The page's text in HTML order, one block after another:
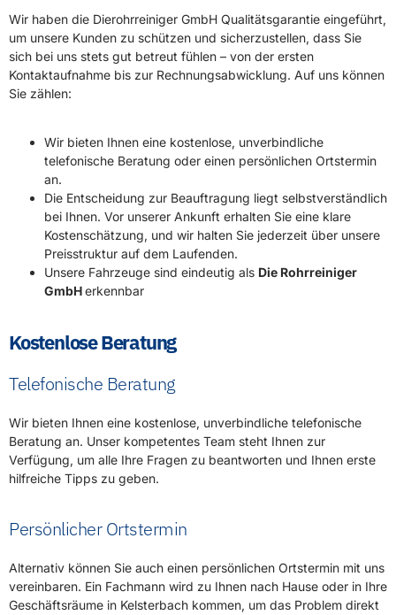
Wir haben die Dierohrreiniger GmbH Qualitätsgarantie eingeführt,
um unsere Kunden zu schützen und sicherzustellen, dass Sie
sich bei uns stets gut betreut fühlen – von der ersten
Kontaktaufnahme bis zur Rechnungsabwicklung. Auf uns können
Sie zählen:
Wir bieten Ihnen eine kostenlose, unverbindliche
telefonische Beratung oder einen persönlichen Ortstermin
an.
Die Entscheidung zur Beauftragung liegt selbstverständlich
bei Ihnen. Vor unserer Ankunft erhalten Sie eine klare
Kostenschätzung, und wir halten Sie jederzeit über unsere
Preisstruktur auf dem Laufenden.
Unsere Fahrzeuge sind eindeutig als Die Rohrreiniger
GmbHerkennbar
Kostenlose Beratung
Telefonische Beratung
Wir bieten Ihnen eine kostenlose, unverbindliche telefonische
Beratung an. Unser kompetentes Team steht Ihnen zur
Verfügung, um alle Ihre Fragen zu beantworten und Ihnen erste
hilfreiche Tipps zu geben.
Persönlicher Ortstermin
Alternativ können Sie auch einen persönlichen Ortstermin mit uns
vereinbaren. Ein Fachmann wird zu Ihnen nach Hause oder in Ihre
Geschäftsräume in Kelsterbach kommen, um das Problem direkt